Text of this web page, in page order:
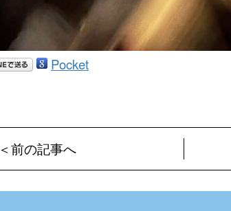
Pocket
＜前の記事へ